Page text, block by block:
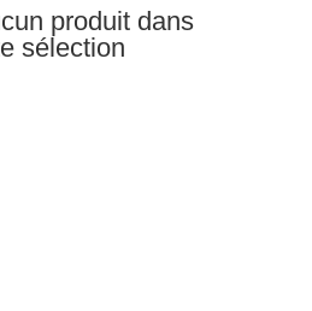
produit dans
sélection